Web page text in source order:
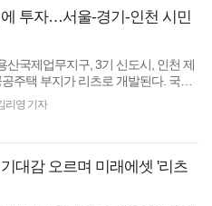
투자…서울-경기-인천 시민
산국제업무지구, 3기 신도시, 인천 제
주택 부지가 리츠로 개발된다. 국토
후 한국리츠협회에서 지자체 4곳과
리영 기자
대감 오르며 미래에셋 '리츠